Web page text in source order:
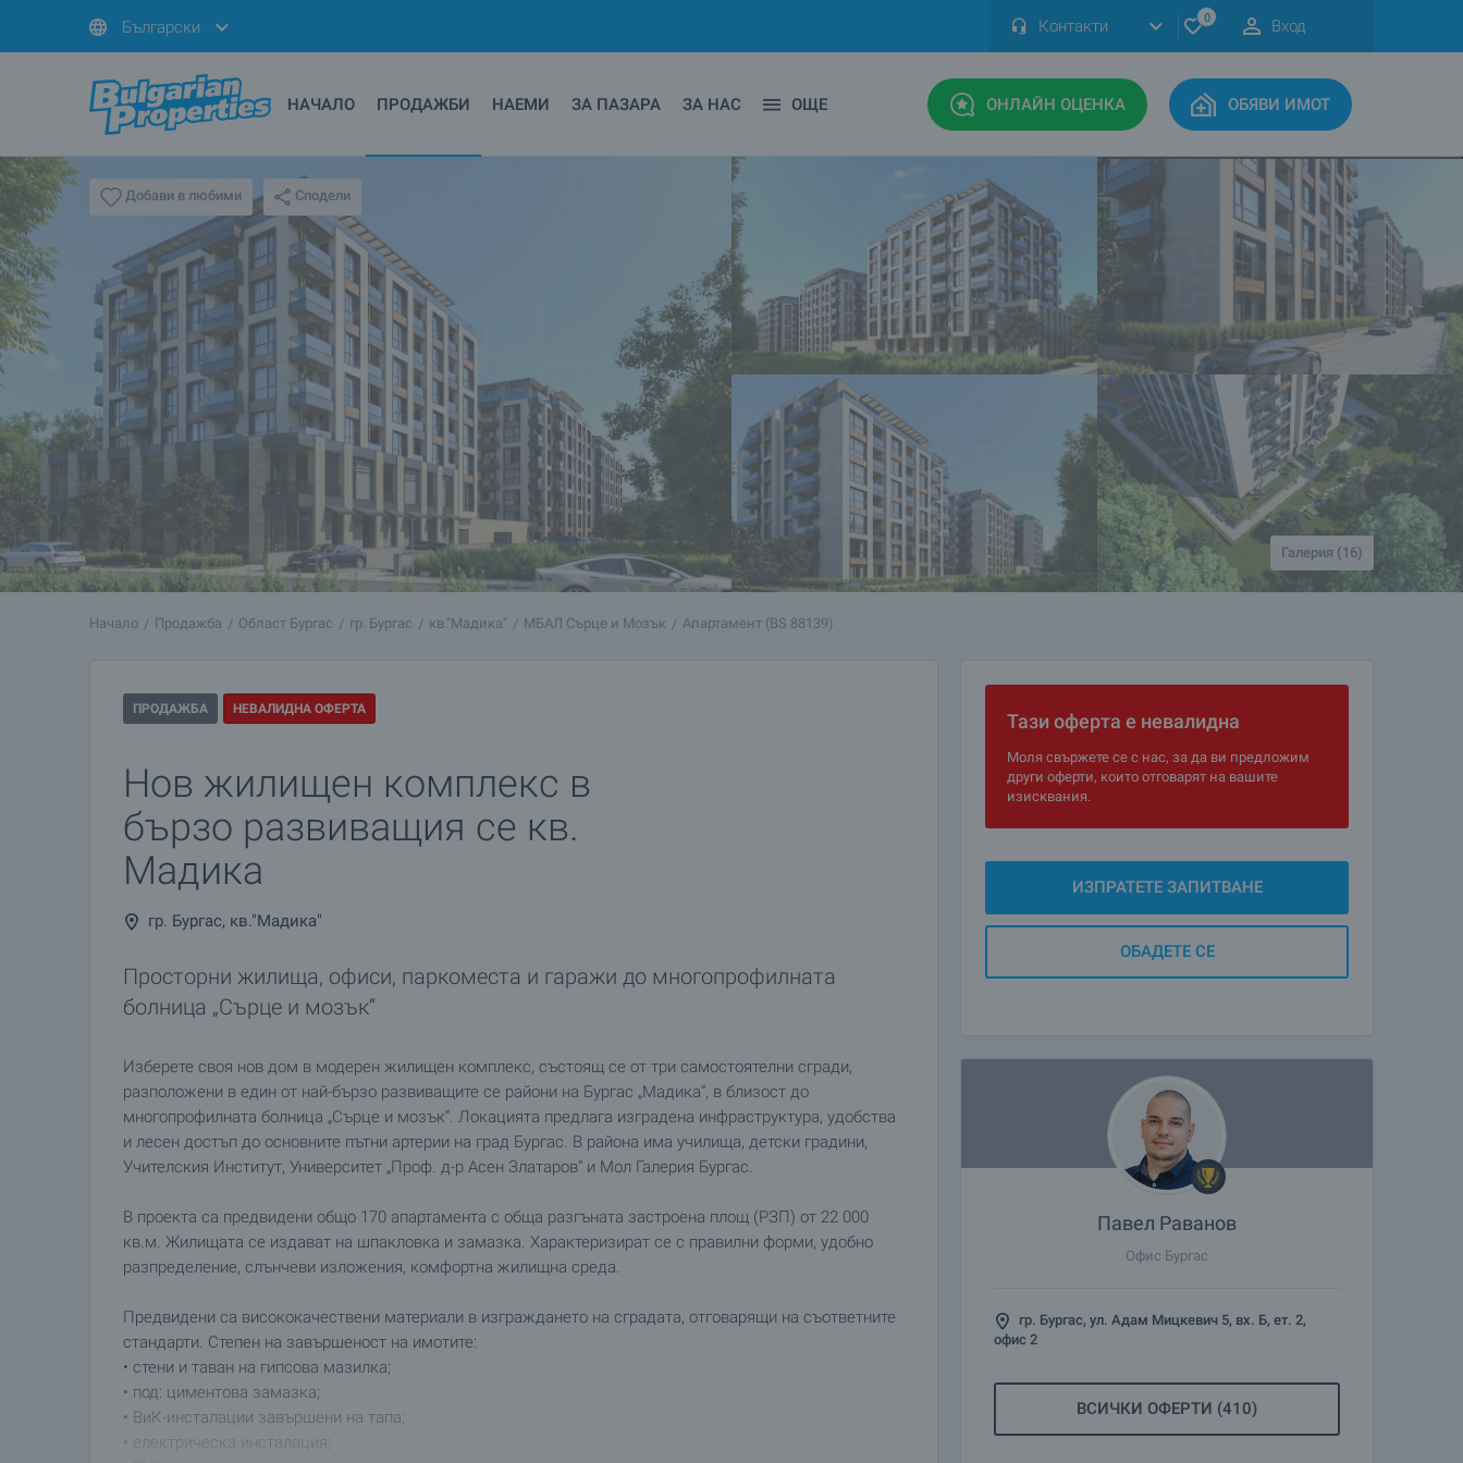
Български Контакти 0 Вход
НАЧАЛО ПРОДАЖБИ НАЕМИ ЗА ПАЗАРА ЗА НАС ОЩЕ ОНЛАЙН ОЦЕНКА ОБЯВИ ИМОТ
Добави в любими Сподели
Галерия (16)
Начало Продажба Област Бургас гр. Бургас кв."Мадика" МБАЛ Сърце и Мозък Апартамент (BS 88139)
ПРОДАЖБА НЕВАЛИДНА ОФЕРТА
Нов жилищен комплекс в
бързо развиващия се кв.
Мадика
гр. Бургас, кв."Мадика"
Просторни жилища, офиси, паркоместа и гаражи до многопрофилната
болница „Сърце и мозък“
Изберете своя нов дом в модерен жилищен комплекс, състоящ се от три самостоятелни сгради,
разположени в един от най-бързо развиващите се райони на Бургас „Мадика“, в близост до
многопрофилната болница „Сърце и мозък“. Локацията предлага изградена инфраструктура, удобства
и лесен достъп до основните пътни артерии на град Бургас. В района има училища, детски градини,
Учителския Институт, Университет „Проф. д-р Асен Златаров“ и Мол Галерия Бургас.
В проекта са предвидени общо 170 апартамента с обща разгъната застроена площ (РЗП) от 22 000
кв.м. Жилищата се издават на шпакловка и замазка. Характеризират се с правилни форми, удобно
разпределение, слънчеви изложения, комфортна жилищна среда.
Предвидени са висококачествени материали в изграждането на сградата, отговарящи на съответните
стандарти. Степен на завършеност на имотите:
• стени и таван на гипсова мазилка;
• под: циментова замазка;
• ВиК-инсталации завършени на тапа;
• електрическа инсталация;
Тази оферта е невалидна
Моля свържете се с нас, за да ви предложим
други оферти, които отговарят на вашите
изисквания.
ИЗПРАТЕТЕ ЗАПИТВАНЕ
ОБАДЕТЕ СЕ
Павел Раванов
Офис Бургас
гр. Бургас, ул. Адам Мицкевич 5, вх. Б, ет. 2,
офис 2
ВСИЧКИ ОФЕРТИ (410)